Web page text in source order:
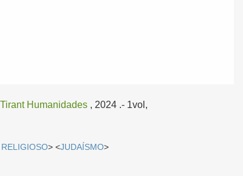
Tirant Humanidades , 2024 .- 1vol,
> <JUDAÍSMO>